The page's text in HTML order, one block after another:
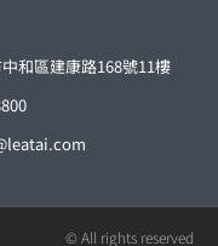
和區建康路168號11樓
© All rights reserved